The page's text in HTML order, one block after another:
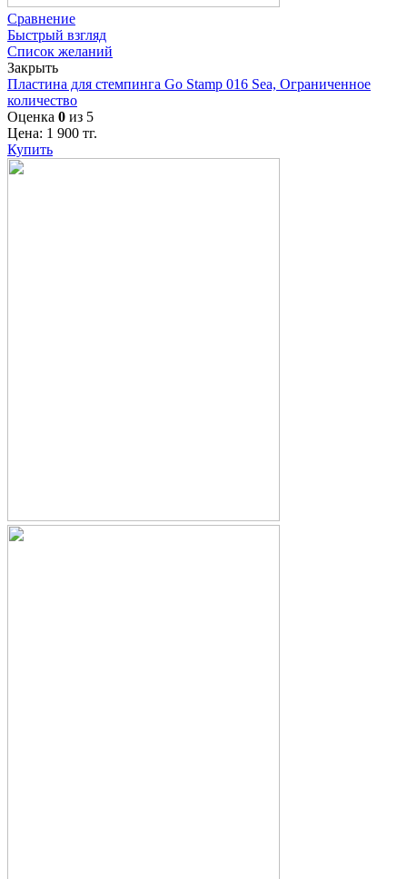
Сравнение
Быстрый взгляд
Список желаний
Закрыть
Пластина для стемпинга Go Stamp 016 Sea, Ограниченное
количество
Оценка 0 из 5
Цена: 1 900 тг.
Купить